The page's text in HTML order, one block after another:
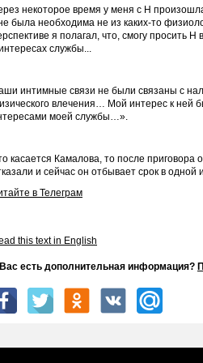
некоторое время у меня с Н
была необходима не из каких-то
я полагал, что, смогу просить
службы...
интимные связи не были связаны с
влечения… Мой интерес к ней
моей службы…».
касается Камалова, то после приговора
и сейчас он отбывает срок в одной
в Телеграм
this text in English
есть дополнительная информация?